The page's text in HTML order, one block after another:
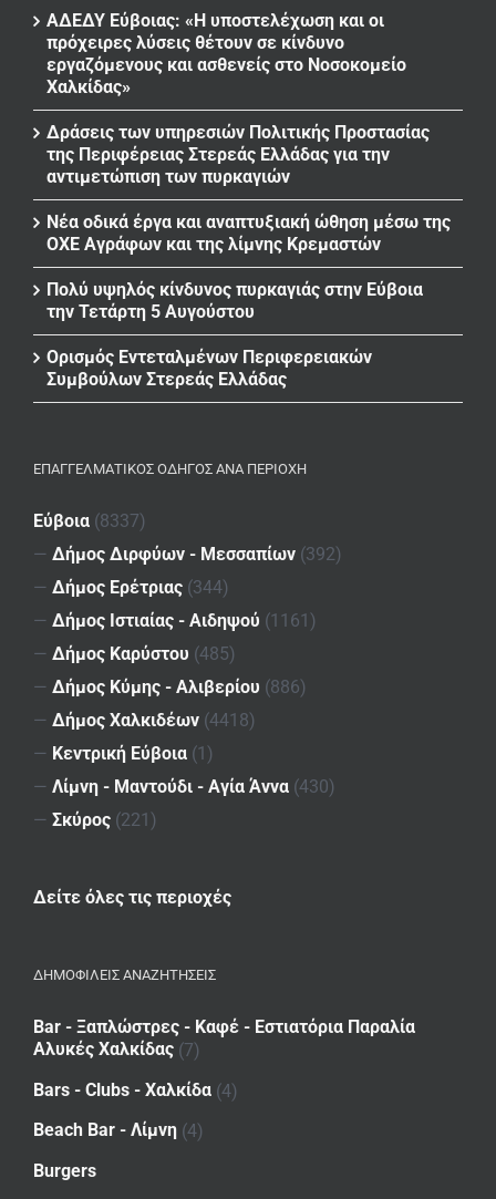
ΑΔΕΔΥ Εύβοιας: «Η υποστελέχωση και οι
πρόχειρες λύσεις θέτουν σε κίνδυνο
εργαζόμενους και ασθενείς στο Νοσοκομείο
Χαλκίδας»
Δράσεις των υπηρεσιών Πολιτικής Προστασίας
της Περιφέρειας Στερεάς Ελλάδας για την
αντιμετώπιση των πυρκαγιών
Νέα οδικά έργα και αναπτυξιακή ώθηση μέσω της
ΟΧΕ Αγράφων και της λίμνης Κρεμαστών
Πολύ υψηλός κίνδυνος πυρκαγιάς στην Εύβοια
την Τετάρτη 5 Αυγούστου
Ορισμός Εντεταλμένων Περιφερειακών
Συμβούλων Στερεάς Ελλάδας
ΕΠΑΓΓΕΛΜΑΤΙΚΌΣ ΟΔΗΓΌΣ ΑΝΆ ΠΕΡΙΟΧΉ
Εύβοια (8337)
— Δήμος Διρφύων - Μεσσαπίων (392)
— Δήμος Ερέτριας (344)
— Δήμος Ιστιαίας - Αιδηψού (1161)
— Δήμος Καρύστου (485)
— Δήμος Κύμης - Αλιβερίου (886)
— Δήμος Χαλκιδέων (4418)
— Κεντρική Εύβοια (1)
— Λίμνη - Μαντούδι - Αγία Άννα (430)
— Σκύρος (221)
Δείτε όλες τις περιοχές
ΔΗΜΟΦΙΛΕΙΣ ΑΝΑΖΗΤΗΣΕΙΣ
Bar - Ξαπλώστρες - Καφέ - Εστιατόρια Παραλία
Αλυκές Χαλκίδας (7)
Bars - Clubs - Χαλκίδα (4)
Beach Bar - Λίμνη (4)
Burgers